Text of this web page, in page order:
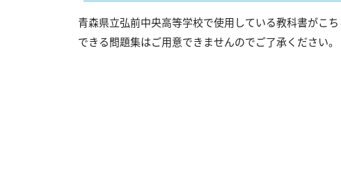
青森県立弘前中央高等学校で使用している教科書がこ
できる問題集はご用意できませんのでご了承ください。